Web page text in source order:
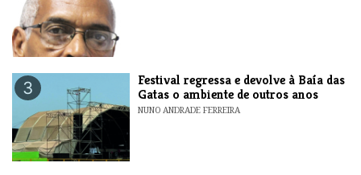
3
Festival regressa e devolve à Baía das
Gatas o ambiente de outros anos
NUNO ANDRADE FERREIRA